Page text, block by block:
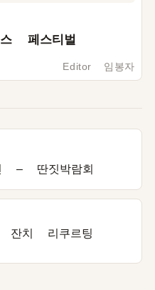
페스티벌
Editor 임봉자
– 딴짓박람회
치 리쿠르팅